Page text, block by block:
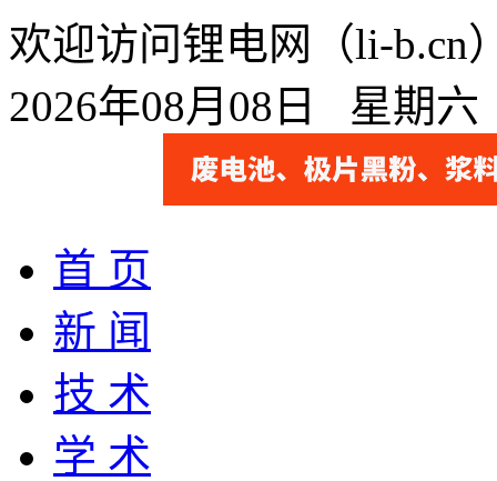
欢迎访问锂电网（li-b.cn
2026年08月08日 星期
首 页
新 闻
技 术
学 术